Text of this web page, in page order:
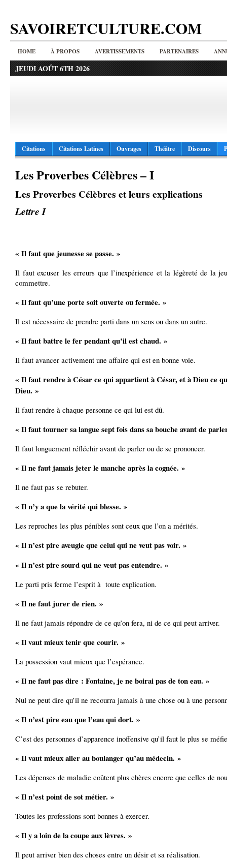
SAVOIRETCULTURE.COM
HOME À PROPOS AVERTISSEMENTS PARTENAIRES
JEUDI AOÛT 6TH 2026
Citations Citations Latines Ouvrages Théâtre Discours
Les Proverbes Célèbres – I
Les Proverbes Célèbres et leurs explications
Lettre I
« Il faut que jeunesse se passe. »
Il faut excuser les erreurs que l’inexpérience et la légèreté de la
commettre.
« Il faut qu’une porte soit ouverte ou fermée. »
Il est nécessaire de prendre parti dans un sens ou dans un autre.
« Il faut battre le fer pendant qu’il est chaud. »
Il faut avancer activement une affaire qui est en bonne voie.
« Il faut rendre à César ce qui appartient à César, et à Dieu ce
Dieu. »
Il faut rendre à chaque personne ce qui lui est dû.
« Il faut tourner sa langue sept fois dans sa bouche avant de
Il faut longuement réfléchir avant de parler ou de se prononcer.
« Il ne faut jamais jeter le manche après la cognée. »
Il ne faut pas se rebuter.
« Il n’y a que la vérité qui blesse. »
Les reproches les plus pénibles sont ceux que l’on a mérités.
« Il n’est pire aveugle que celui qui ne veut pas voir. »
« Il n’est pire sourd qui ne veut pas entendre. »
Le parti pris ferme l’esprit à toute explication.
« Il ne faut jurer de rien. »
Il ne faut jamais répondre de ce qu’on fera, ni de ce qui peut arriver.
« Il vaut mieux tenir que courir. »
La possession vaut mieux que l’espérance.
« Il ne faut pas dire : Fontaine, je ne boirai pas de ton eau. »
Nul ne peut dire qu’il ne recourra jamais à une chose ou à une
« Il n’est pire eau que l’eau qui dort. »
C’est des personnes d’apparence inoffensive qu’il faut le plus se
« Il vaut mieux aller au boulanger qu’au médecin. »
Les dépenses de maladie coûtent plus chères encore que celles de
« Il n’est point de sot métier. »
Toutes les professions sont bonnes à exercer.
« Il y a loin de la coupe aux lèvres. »
Il peut arriver bien des choses entre un désir et sa réalisation.